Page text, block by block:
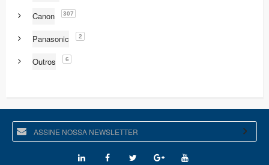
Canon 307
Panasonic 2
Outros 6